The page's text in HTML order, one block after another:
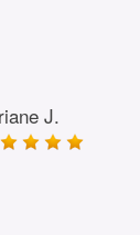
J.